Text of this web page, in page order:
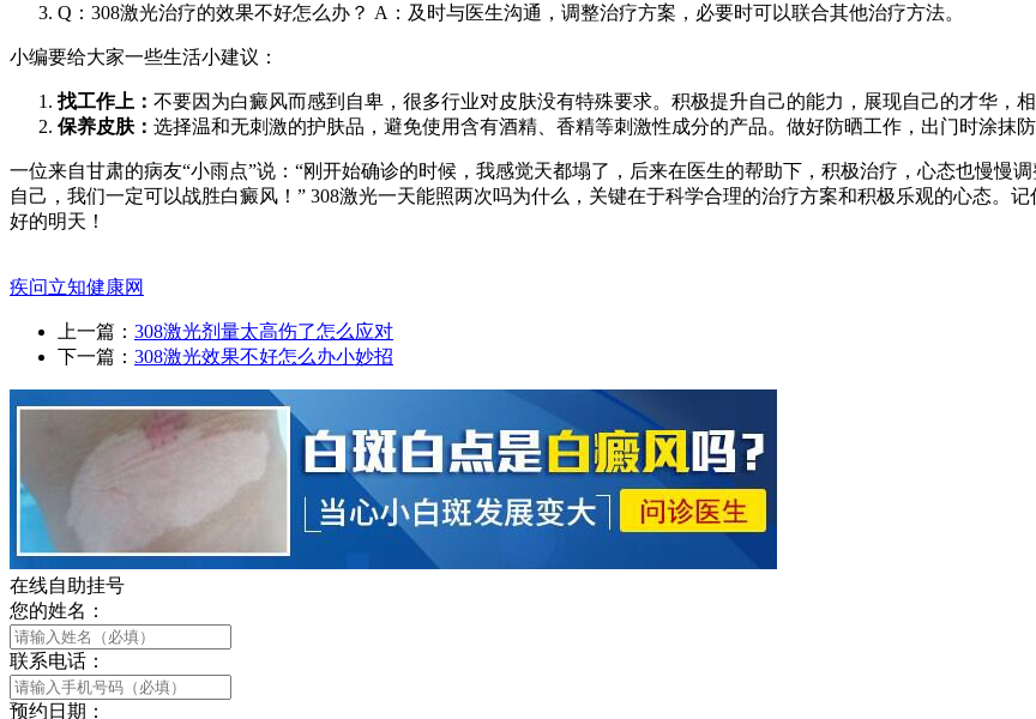
Q：308激光治疗的效果不好怎么办？ A：及时与医生沟通，调整治疗方案，必要时可以联合其他治疗方法。
小编要给大家一些生活小建议：
找工作上： 不要因为白癜风而感到自卑，很多行业对皮肤没有特殊要求。积极提升自己的能力，展现自己的才华，
保养皮肤： 选择温和无刺激的护肤品，避免使用含有酒精、香精等刺激性成分的产品。做好防晒工作，出门时涂抹
一位来自甘肃的病友“小雨点”说：“刚开始确诊的时候，我感觉天都塌了，后来在医生的帮助下，积极治疗，心态也慢慢
自己，我们一定可以战胜白癜风！” 308激光一天能照两次吗为什么，关键在于科学合理的治疗方案和积极乐观的心态。
好的明天！
疾问立知健康网
上一篇： 308激光剂量太高伤了怎么应对
下一篇： 308激光效果不好怎么办小妙招
在线自助挂号
您的姓名：
联系电话：
预约日期：